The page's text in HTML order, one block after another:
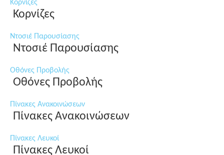
Κορνίζες
Κορνίζες
Ντοσιέ Παρουσίασης
Ντοσιέ Παρουσίασης
Οθόνες Προβολής
Οθόνες Προβολής
Πίνακες Ανακοινώσεων
Πίνακες Ανακοινώσεων
Πίνακες Λευκοί
Πίνακες Λευκοί